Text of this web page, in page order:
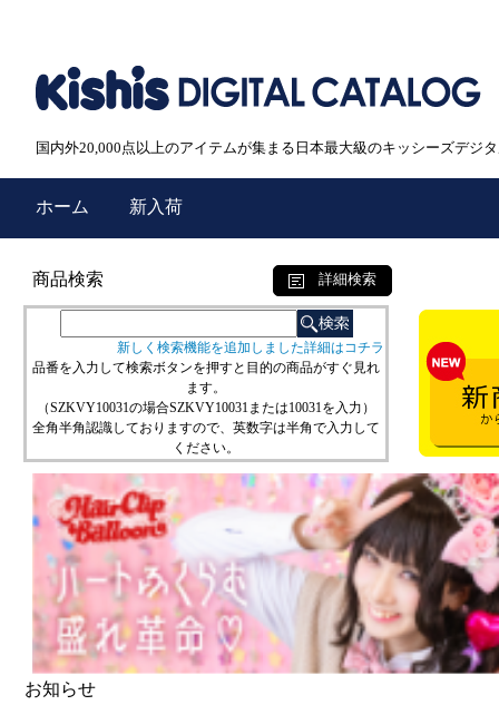
国内外20,000点以上のアイテムが集まる日本最大級のキッシーズデジ
ホーム 新入荷
商品検索 詳細検索
新しく検索機能を追加しました詳細はコチラ
品番を入力して検索ボタンを押すと目的の商品がすぐ見れ
ます。
（SZKVY10031の場合SZKVY10031または10031を入力）
全角半角認識しておりますので、英数字は半角で入力して
ください。
お知らせ